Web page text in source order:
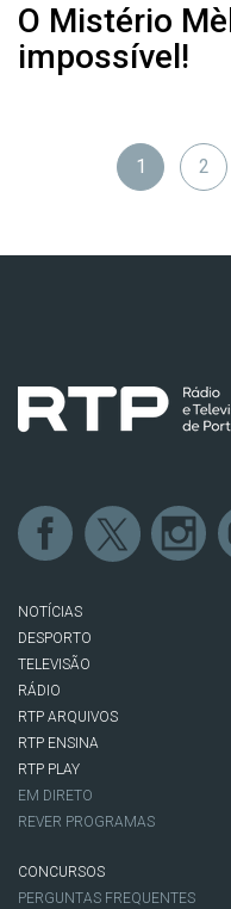
O Mistério
impossível!
1 2
NOTÍCIAS
DESPORTO
TELEVISÃO
RÁDIO
RTP ARQUIVOS
RTP ENSINA
RTP PLAY
EM DIRETO
REVER PROGRAMAS
CONCURSOS
PERGUNTAS FREQUENTES